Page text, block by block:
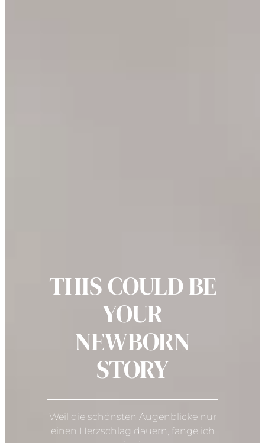
THIS COULD BE
YOUR
NEWBORN
STORY
Weil die schönsten Augenblicke nur
einen Herzschlag dauern, fange ich